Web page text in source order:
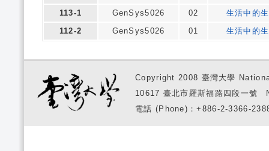
113-1
GenSys5026 02
生活中的
112-2
GenSys5026 01 生活中的
Copyright 2008 臺灣大學
10617 臺北市羅斯福路四段一
電話 (Phone)：+886-2-3366-